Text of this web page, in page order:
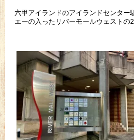
六甲アイランドのアイランドセンター
エーの入ったリバーモールウェストの2